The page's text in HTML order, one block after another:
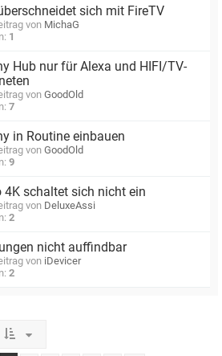
sich mit FireTV
von MichaG
1
Hub nur für Alexa und HIFI/TV-
von GoodOld
7
in Routine einbauen
von GoodOld
9
4K schaltet sich nicht ein
von DeluxeAssi
2
nicht auffindbar
von iDevicer
2